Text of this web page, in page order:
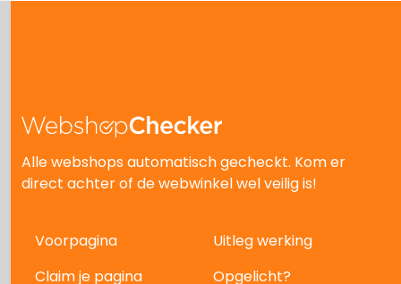
Alle webshops automatisch gecheckt. Kom er
direct achter of de webwinkel wel veilig is!
Voorpagina
Uitleg werking
Claim je pagina
Opgelicht?